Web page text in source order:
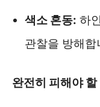
색소 혼동: 하
관찰을 방해합
완전히 피해야